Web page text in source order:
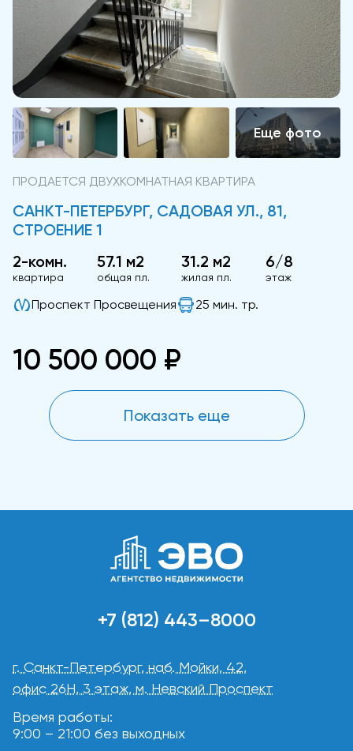
ПРОДАЕТСЯ ДВУХКОМНАТНАЯ КВАРТИРА
САНКТ-ПЕТЕРБУРГ, САДОВАЯ УЛ., 81,
СТРОЕНИЕ 1
2-комн.
квартира
57.1 м2
общая пл.
31.2 м2
жилая пл.
6/8
этаж
Проспект Просвещения 25 мин. тр.
10 500 000 ₽
Показать еще
+7 (812) 443–8000
г. Санкт-Петербург, наб. Мойки, 42,
офис 26Н, 3 этаж, м. Невский Проспект
Время работы:
9:00 – 21:00 без выходных